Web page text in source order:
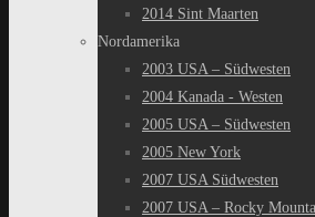
2014 Sint Maarten
Nordamerika
2003 USA – Südwesten
2004 Kanada - Westen
2005 USA – Südwesten
2005 New York
2007 USA Südwesten
2007 USA – Rocky